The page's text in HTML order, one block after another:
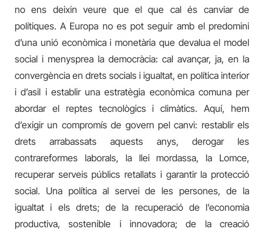
no ens deixin veure que el que cal és canviar de
polítiques. A Europa no es pot seguir amb el predomini
d’una unió econòmica i monetària que devalua el model
social i menysprea la democràcia: cal avançar, ja, en la
convergència en drets socials i igualtat, en política interior
i d’asil i establir una estratègia econòmica comuna per
abordar el reptes tecnològics i climàtics. Aquí, hem
d’exigir un compromís de govern pel canvi: restablir els
drets arrabassats aquests anys, derogar les
contrareformes laborals, la llei mordassa, la Lomce,
recuperar serveis públics retallats i garantir la protecció
social. Una política al servei de les persones, de la
igualtat i els drets; de la recuperació de l’economia
productiva, sostenible i innovadora; de la creació